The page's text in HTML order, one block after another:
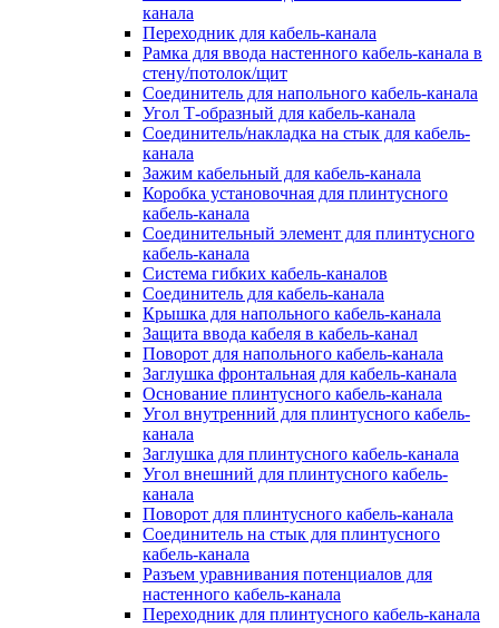
канала
Переходник для кабель-канала
Рамка для ввода настенного кабель-канала в
стену/потолок/щит
Соединитель для напольного кабель-канала
Угол Т-образный для кабель-канала
Соединитель/накладка на стык для кабель-
канала
Зажим кабельный для кабель-канала
Коробка установочная для плинтусного
кабель-канала
Соединительный элемент для плинтусного
кабель-канала
Система гибких кабель-каналов
Соединитель для кабель-канала
Крышка для напольного кабель-канала
Защита ввода кабеля в кабель-канал
Поворот для напольного кабель-канала
Заглушка фронтальная для кабель-канала
Основание плинтусного кабель-канала
Угол внутренний для плинтусного кабель-
канала
Заглушка для плинтусного кабель-канала
Угол внешний для плинтусного кабель-
канала
Поворот для плинтусного кабель-канала
Соединитель на стык для плинтусного
кабель-канала
Разъем уравнивания потенциалов для
настенного кабель-канала
Переходник для плинтусного кабель-канала